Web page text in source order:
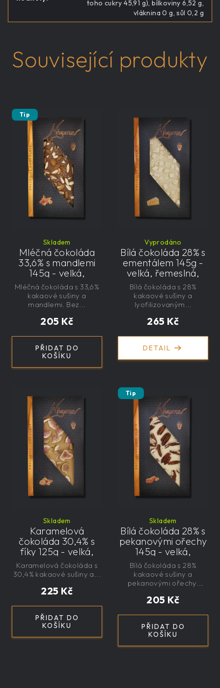
toho cukry 45,91 g), bílkoviny 6,52 g,
vláknina 0 g, sůl 0,2 g
Související produkty
Tip
Skladem
Mléčná čokoláda
33,6% s mandlemi
145g - velká,
řemeslná,
exkluzivní, dárková
205 Kč
PŘIDAT DO
KOŠÍKU
Mléčná čokoláda s 33,6%
kakaové sušiny a
mandlemi. Bez...
Vyprodáno
Bílá čokoláda 28% s
ementálem 145g -
velká, řemeslná,
exkluzivní, dárková
265 Kč
DETAIL
Bílá čokoláda s 28%
kakaové sušiny a
lyofilizovaným...
Skladem
Karamelová
čokoláda 30,4% s
fíky 125g - velká,
řemeslná,
exkluzivní, dárková
225 Kč
PŘIDAT DO
KOŠÍKU
Karamelová čokoláda s
30,4% kakaové sušiny a...
Tip
Skladem
Bílá čokoláda 28% s
pekanovými ořechy
145g - velká,
řemeslná,
exkluzivní, dárková
205 Kč
PŘIDAT DO
KOŠÍKU
Bílá čokoláda s 28%
kakaové sušiny a
pekanovými ořechy.